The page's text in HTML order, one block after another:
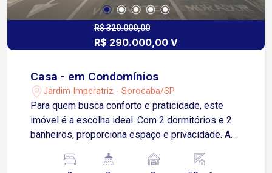
R$ 320.000,00
R$ 290.000,00 V
Casa - em Condomínios
Jardim Imperatriz - Sorocaba/SP
Para quem busca conforto e praticidade, este
imóvel é a escolha ideal. Com 2 dormitórios e 2
banheiros, proporciona espaço e privacidade. A
integradas, criando um ambiente perfeito para